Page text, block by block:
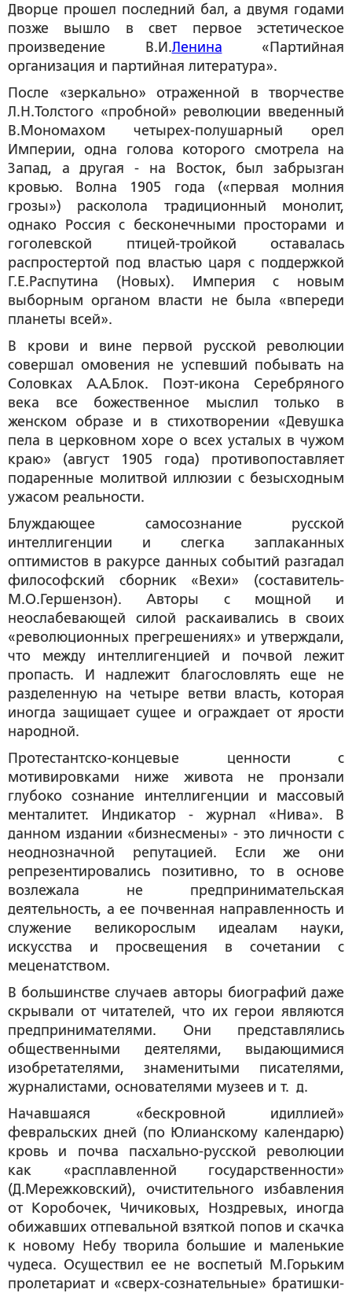
Дворце прошел последний бал, а двумя годами
позже вышло в свет первое эстетическое
произведение В.И.Ленина «Партийная
организация и партийная литература».
После «зеркально» отраженной в творчестве
Л.Н.Толстого «пробной» революции введенный
В.Мономахом четырех-полушарный орел
Империи, одна голова которого смотрела на
Запад, а другая - на Восток, был забрызган
кровью. Волна 1905 года («первая молния
грозы») расколола традиционный монолит,
однако Россия с бесконечными просторами и
гоголевской птицей-тройкой оставалась
распростертой под властью царя с поддержкой
Г.Е.Распутина (Новых). Империя с новым
выборным органом власти не была «впереди
планеты всей».
В крови и вине первой русской революции
совершал омовения не успевший побывать на
Соловках А.А.Блок. Поэт-икона Серебряного
века все божественное мыслил только в
женском образе и в стихотворении «Девушка
пела в церковном хоре о всех усталых в чужом
краю» (август 1905 года) противопоставляет
подаренные молитвой иллюзии с безысходным
ужасом реальности.
Блуждающее самосознание русской
интеллигенции и слегка заплаканных
оптимистов в ракурсе данных событий разгадал
философский сборник «Вехи» (составитель-
М.О.Гершензон). Авторы с мощной и
неослабевающей силой раскаивались в своих
«революционных прегрешениях» и утверждали,
что между интеллигенцией и почвой лежит
пропасть. И надлежит благословлять еще не
разделенную на четыре ветви власть, которая
иногда защищает сущее и ограждает от ярости
народной.
Протестантско-концевые ценности с
мотивировками ниже живота не пронзали
глубоко сознание интеллигенции и массовый
менталитет. Индикатор - журнал «Нива». В
данном издании «бизнесмены» - это личности с
неоднозначной репутацией. Если же они
репрезентировались позитивно, то в основе
возлежала не предпринимательская
деятельность, а ее почвенная направленность и
служение великорослым идеалам науки,
искусства и просвещения в сочетании с
меценатством.
В большинстве случаев авторы биографий даже
скрывали от читателей, что их герои являются
предпринимателями. Они представлялись
общественными деятелями, выдающимися
изобретателями, знаменитыми писателями,
журналистами, основателями музеев и т. д.
Начавшаяся «бескровной идиллией»
февральских дней (по Юлианскому календарю)
кровь и почва пасхально-русской революции
как «расплавленной государственности»
(Д.Мережковский), очистительного избавления
от Коробочек, Чичиковых, Ноздревых, иногда
обижавших отпевальной взяткой попов и скачка
к новому Небу творила большие и маленькие
чудеса. Осуществил ее не воспетый М.Горьким
пролетариат и «сверх-сознательные» братишки-